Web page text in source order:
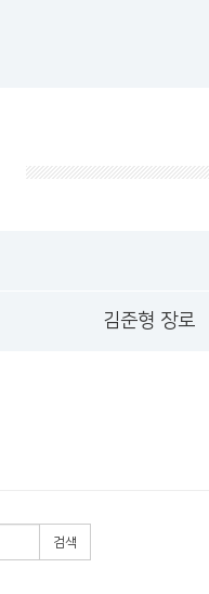
김준형 장로
검색